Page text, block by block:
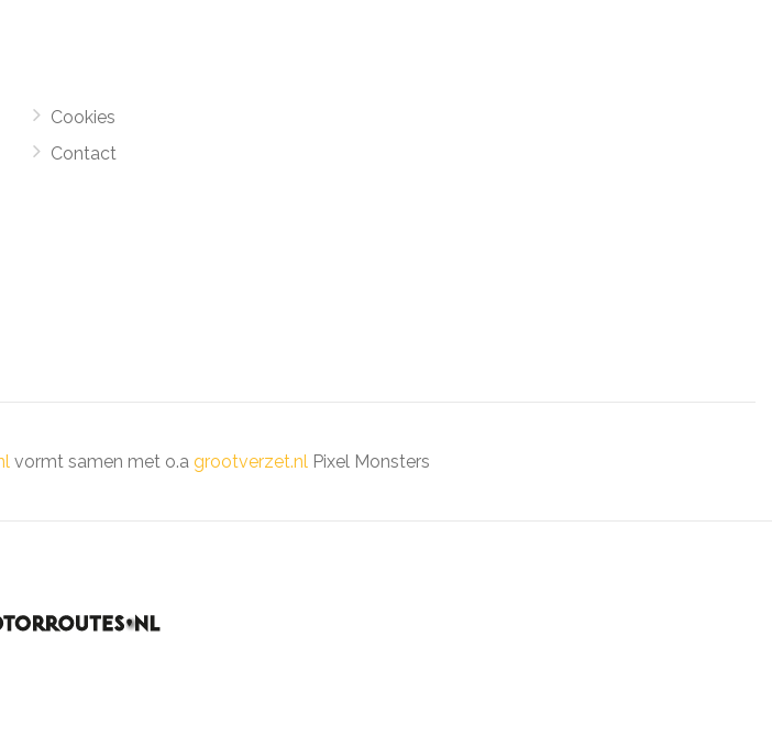
Cookies
Contact
vormt samen met o.a grootverzet.nl Pixel Monsters